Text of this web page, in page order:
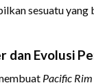
sesuatu yang
dan Evolusi
Pacific Rim